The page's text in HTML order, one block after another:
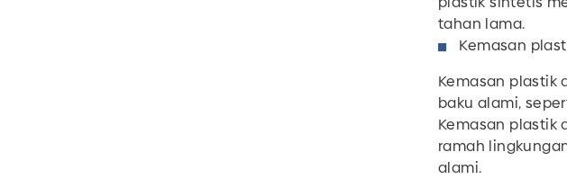
tahan lama.
Kemasan
Kemasan plastik
baku alami,
Kemasan plastik
ramah
alami.